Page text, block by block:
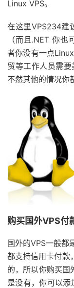
Linux VPS。
在这里VPS234建
（而且.NET 你
者你没有一点
贸等工作人员需要
不然其他的情况你
购买国外VPS付
国外的VPS一般都
都支持信用卡付款
的，所以你购买国
是没有，你可以添